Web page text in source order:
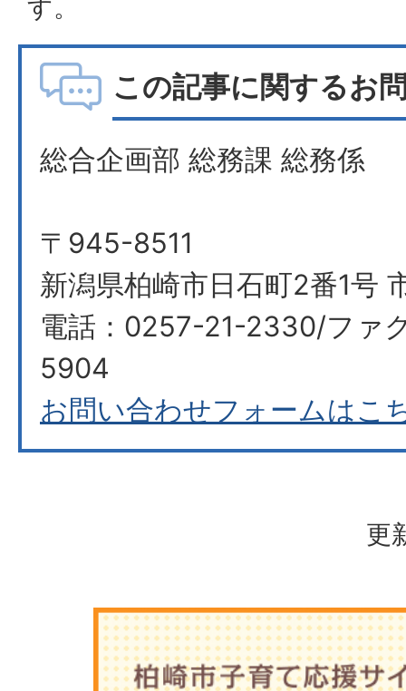
す。
この記事に関するお
総合企画部 総務課 総務係
〒945-8511
新潟県柏崎市日石町2番1号
電話：0257-21-2330/ファ
5904
お問い合わせフォームはこ
更